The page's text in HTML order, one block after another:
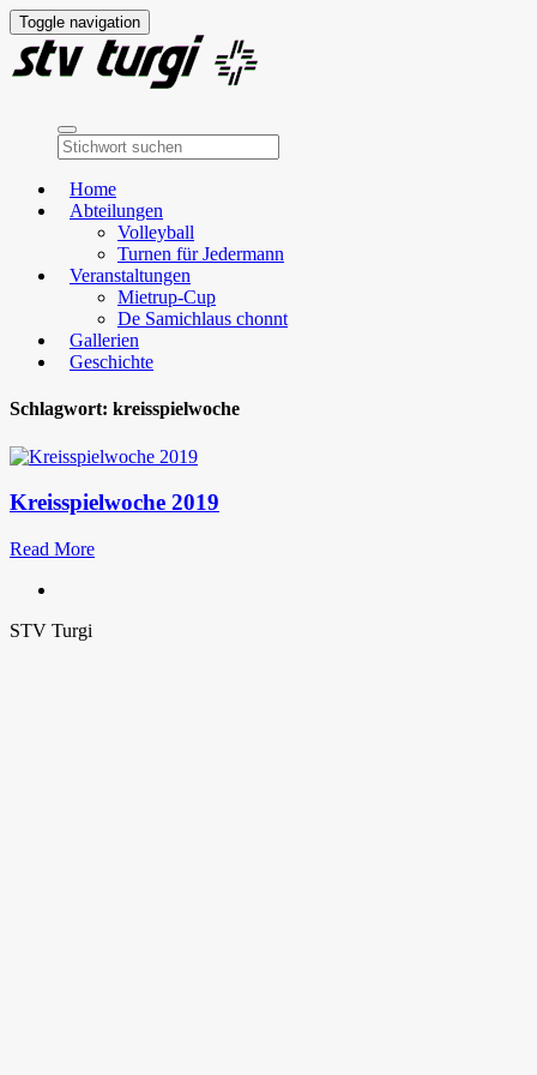
Toggle navigation
Home
Abteilungen
Volleyball
Turnen für Jedermann
Veranstaltungen
Mietrup-Cup
De Samichlaus chonnt
Gallerien
Geschichte
Schlagwort: kreisspielwoche
Kreisspielwoche 2019
Read More
STV Turgi